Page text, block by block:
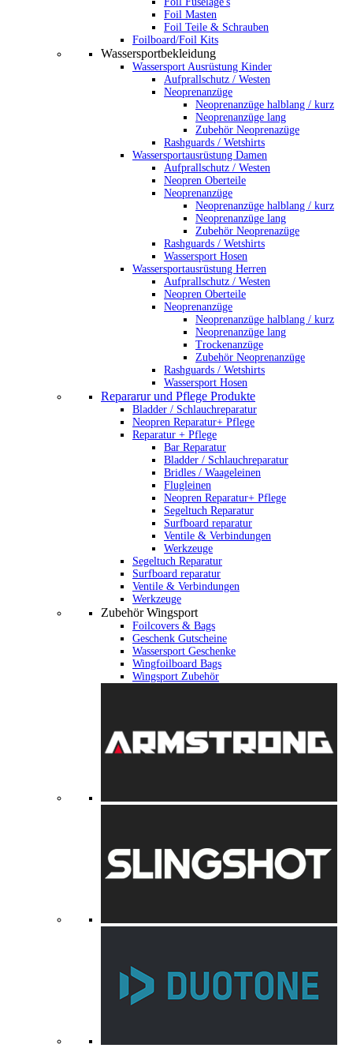
Foil Masten
Foil Teile & Schrauben
Foilboard/Foil Kits
Wassersportbekleidung
Wassersport Ausrüstung Kinder
Aufprallschutz / Westen
Neoprenanzüge
Neoprenanzüge halblang / kurz
Neoprenanzüge lang
Zubehör Neoprenazüge
Rashguards / Wetshirts
Wassersportausrüstung Damen
Aufprallschutz / Westen
Neopren Oberteile
Neoprenanzüge
Neoprenanzüge halblang / kurz
Neoprenanzüge lang
Zubehör Neoprenazüge
Rashguards / Wetshirts
Wassersport Hosen
Wassersportausrüstung Herren
Aufprallschutz / Westen
Neopren Oberteile
Neoprenanzüge
Neoprenanzüge halblang / kurz
Neoprenanzüge lang
Trockenanzüge
Zubehör Neoprenanzüge
Rashguards / Wetshirts
Wassersport Hosen
Repararur und Pflege Produkte
Bladder / Schlauchreparatur
Neopren Reparatur+ Pflege
Reparatur + Pflege
Bar Reparatur
Bladder / Schlauchreparatur
Bridles / Waageleinen
Flugleinen
Neopren Reparatur+ Pflege
Segeltuch Reparatur
Surfboard reparatur
Ventile & Verbindungen
Werkzeuge
Segeltuch Reparatur
Surfboard reparatur
Ventile & Verbindungen
Werkzeuge
Zubehör Wingsport
Foilcovers & Bags
Geschenk Gutscheine
Wassersport Geschenke
Wingfoilboard Bags
Wingsport Zubehör